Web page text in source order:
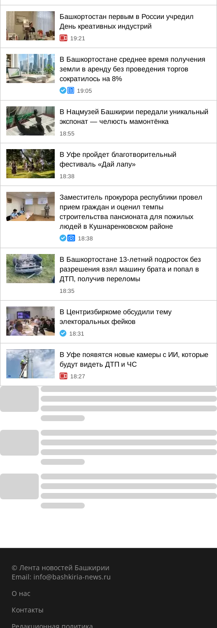
Башкортостан первым в России учредил
День креативных индустрий
19:21
В Башкортостане среднее время получения
земли в аренду без проведения торгов
сократилось на 8%
19:05
В Нацмузей Башкирии передали уникальный
экспонат — челюсть мамонтёнка
18:55
В Уфе пройдет благотворительный
фестиваль «Дай лапу»
18:38
Заместитель прокурора республики провел
прием граждан и оценил темпы
строительства пансионата для пожилых
людей в Кушнаренковском районе
18:38
В Башкортостане 13-летний подросток без
разрешения взял машину брата и попал в
ДТП, получив переломы
18:35
В Центризбиркоме обсудили тему
электоральных фейков
18:31
В Уфе появятся новые камеры с ИИ, которые
будут видеть ДТП и ЧС
18:27
© Лента новостей Башкирии
Email: info@bashkiria-news.ru
О нас
Контакты